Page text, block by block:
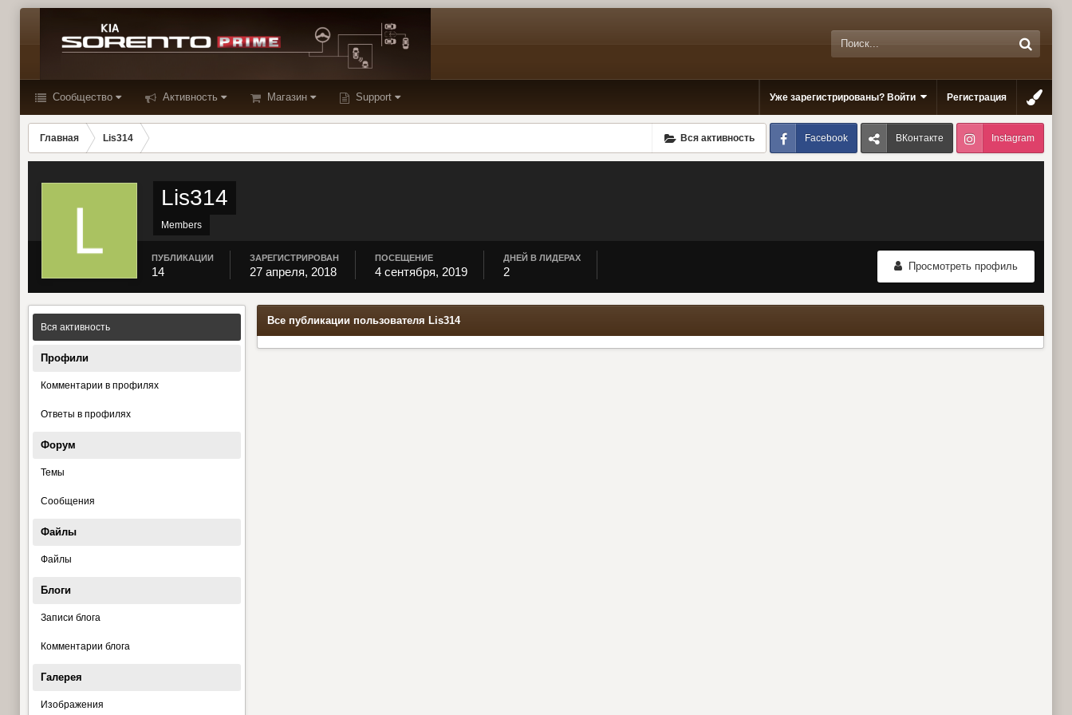
Сообщество Активность Магазин Support Уже зарегистрированы? Войти Регистрация
Вся активность
Главная Lis314 Facebook ВКонтакте Instagram
Lis314
Members
Просмотреть профиль
ПУБЛИКАЦИИ
14
ЗАРЕГИСТРИРОВАН
27 апреля, 2018
ПОСЕЩЕНИЕ
4 сентября, 2019
ДНЕЙ В ЛИДЕРАХ
2
Вся активность
Профили
Комментарии в профилях
Ответы в профилях
Форум
Темы
Сообщения
Файлы
Файлы
Блоги
Записи блога
Комментарии блога
Галерея
Изображения
Все публикации пользователя Lis314